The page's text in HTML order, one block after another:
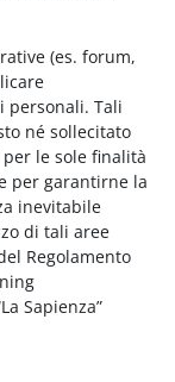
(es. forum,
personali. Tali
né sollecitato
le sole finalità
per garantirne la
inevitabile
di tali aree
Regolamento
Sapienza”